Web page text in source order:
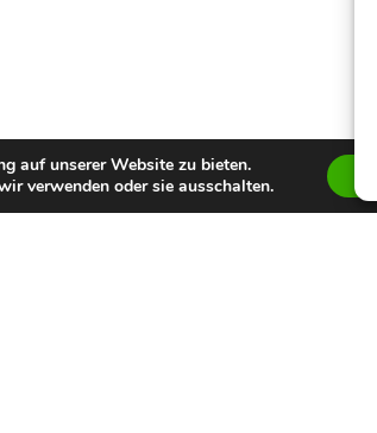
auf unserer Website zu bieten.
verwenden oder sie ausschalten.